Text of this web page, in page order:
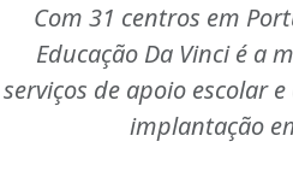
Com 31 centros em
Educação Da Vinci é a
serviços de apoio escolar
implantação